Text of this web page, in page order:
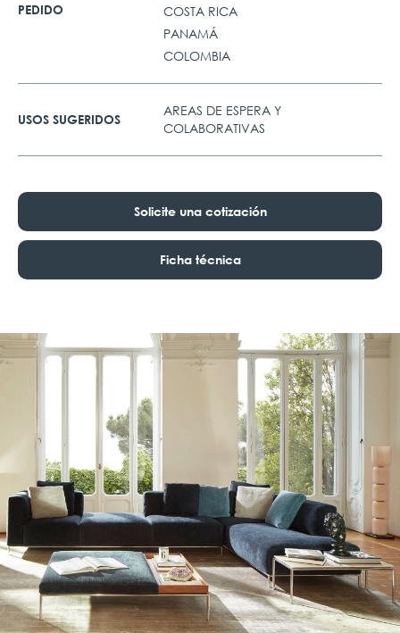
PEDIDO
COSTA RICA
PANAMÁ
COLOMBIA
USOS SUGERIDOS
AREAS DE ESPERA Y
COLABORATIVAS
Solicite una cotización
Ficha técnica